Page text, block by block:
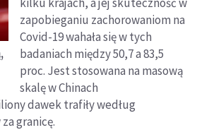
zapobieganiu zachorowaniom na
Covid-19 wahała się w tych
badaniach między 50,7 a 83,5
proc. Jest stosowana na masową
skalę w Chinach
dawek trafiły według
granicę.